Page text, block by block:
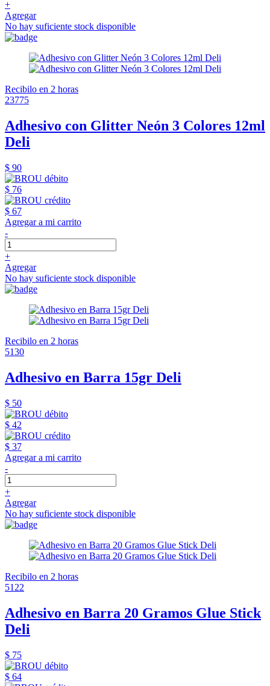
+
Agregar
No hay suficiente stock disponible
Recibilo en 2 horas
23775
Adhesivo con Glitter Neón 3 Colores 12ml
Deli
$ 90
$ 76
$ 67
Agregar a mi carrito
-
+
Agregar
No hay suficiente stock disponible
Recibilo en 2 horas
5130
Adhesivo en Barra 15gr Deli
$ 50
$ 42
$ 37
Agregar a mi carrito
-
+
Agregar
No hay suficiente stock disponible
Recibilo en 2 horas
5122
Adhesivo en Barra 20 Gramos Glue Stick
Deli
$ 75
$ 64